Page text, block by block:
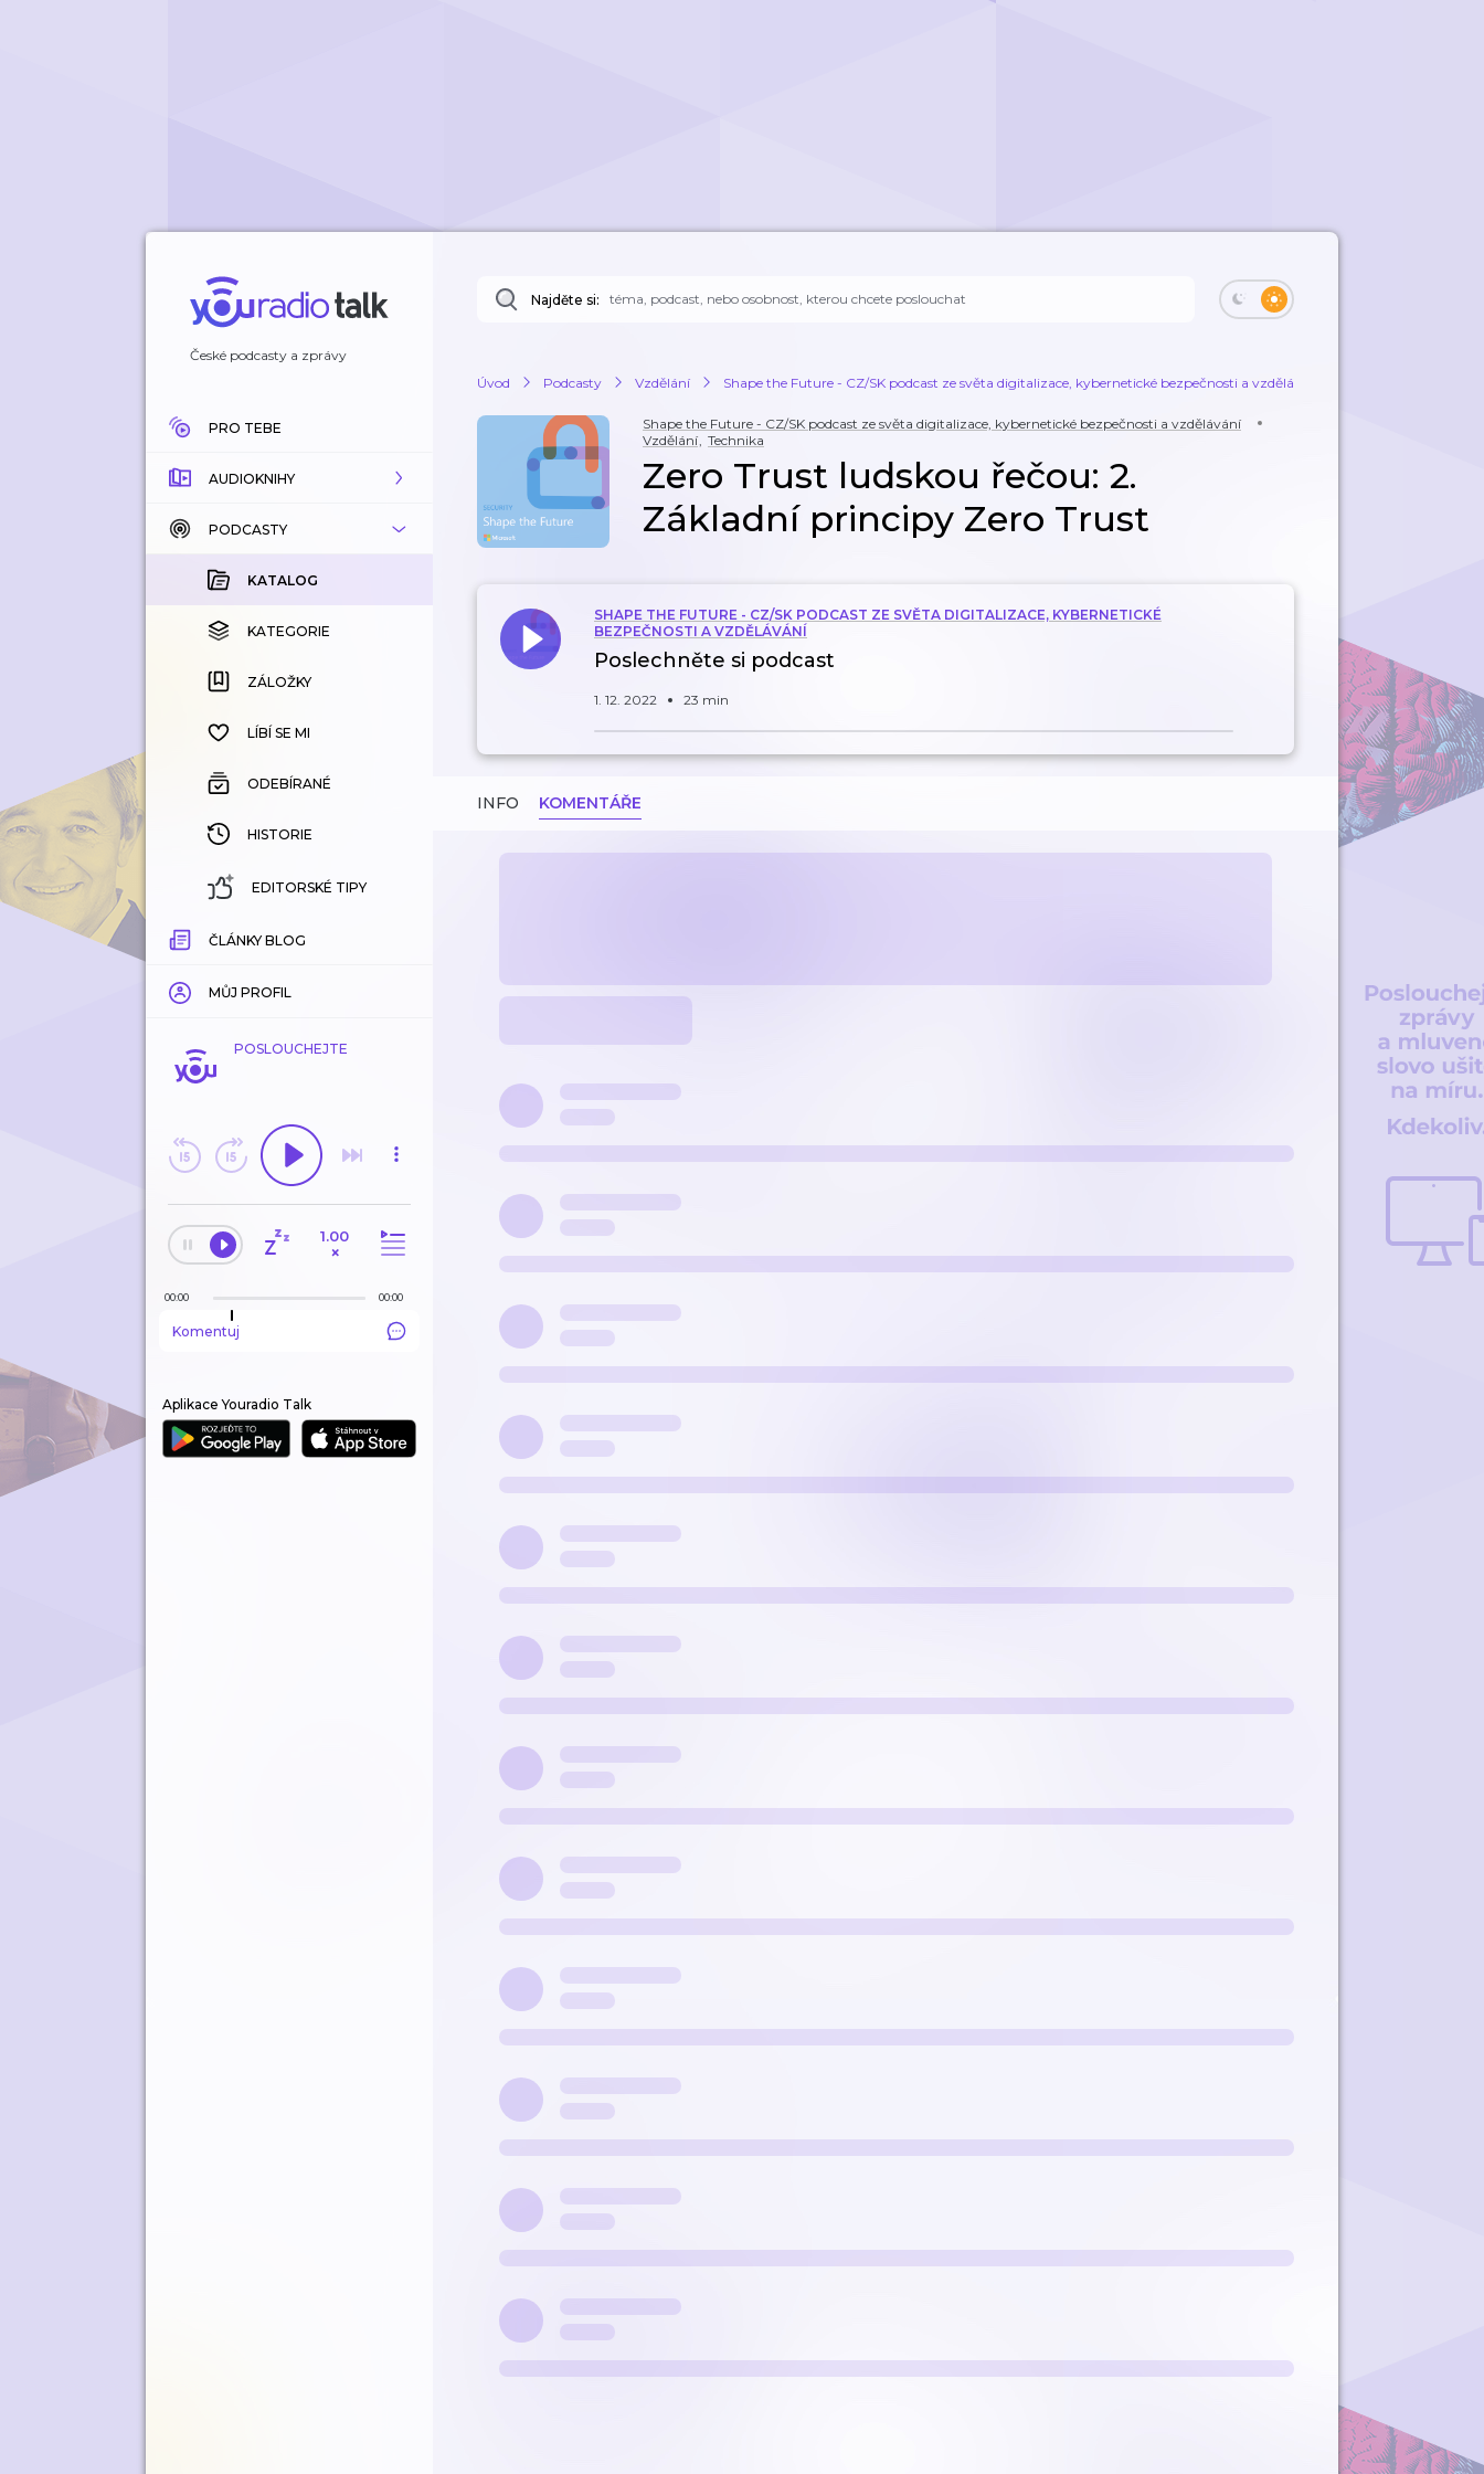
České podcasty a zprávy
PRO TEBE
AUDIOKNIHY
KATALOG
KOUPENÉ
KATEGORIE
ZÁLOŽKY
HISTORIE
PODCASTY
KATALOG
KATEGORIE
ZÁLOŽKY
LÍBÍ SE MI
ODEBÍRANÉ
HISTORIE
EDITORSKÉ TIPY
ČLÁNKY BLOG
MŮJ PROFIL
POSLOUCHEJTE
1.00
×
00:00 00:00
Komentuj
Aplikace Youradio Talk
Najděte si:
Úvod Podcasty Vzdělání Shape the Future - CZ/SK podcast ze světa digitalizace, kybernetické bezpečnosti a vzdělávání
Shape the Future - CZ/SK podcast ze světa digitalizace, kybernetické bezpečnosti a vzdělávání
Vzdělání, Technika
Zero Trust ludskou řečou: 2.
Základní principy Zero Trust
SHAPE THE FUTURE - CZ/SK PODCAST ZE SVĚTA DIGITALIZACE, KYBERNETICKÉ
BEZPEČNOSTI A VZDĚLÁVÁNÍ
Poslechněte si podcast
1. 12. 2022 23 min
INFO KOMENTÁŘE